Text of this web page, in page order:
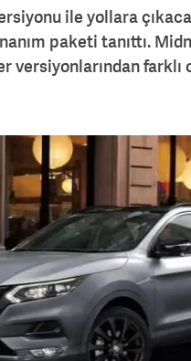
ile yollara
paketi tanıttı.
versiyonlarından